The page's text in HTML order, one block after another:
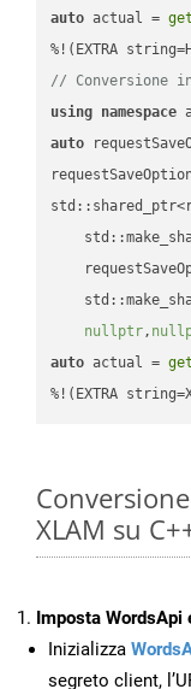
auto actual =
// Conversione in
using namespace
auto
nullptr,
auto actual =
%!(EXTRA
XLAM su
Imposta WordsApi
Inizializza
segreto client,